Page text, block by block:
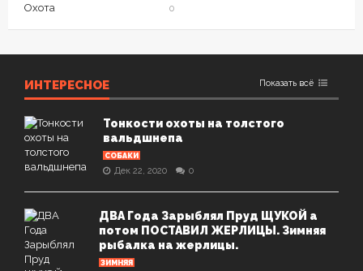
Охота 0
ИНТЕРЕСНОЕ Показать всё
Тонкости охоты на толстого
вальдшнепа
СОБАКИ
Дек 22, 2020 0
ДВА Года Зарыблял Пруд ЩУКОЙ а
потом ПОСТАВИЛ ЖЕРЛИЦЫ. Зимняя
рыбалка на жерлицы.
ЗИМНЯЯ